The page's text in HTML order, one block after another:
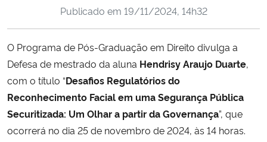
Ministério da Cidadania
Ministério da Ciência, Tecnologia, Inovações e Comunicações
Ministério do Meio Ambiente
Publicado em 19/11/2024, 14h32
O Programa de Pós-Graduação em Direito divulga a
Defesa de mestrado da aluna Hendrisy Araujo Duarte,
com o título “Desafios Regulatórios do
Reconhecimento Facial em uma Segurança Pública
Securitizada: Um Olhar a partir da Governança”, que
ocorrerá no dia 25 de novembro de 2024, às 14 horas.